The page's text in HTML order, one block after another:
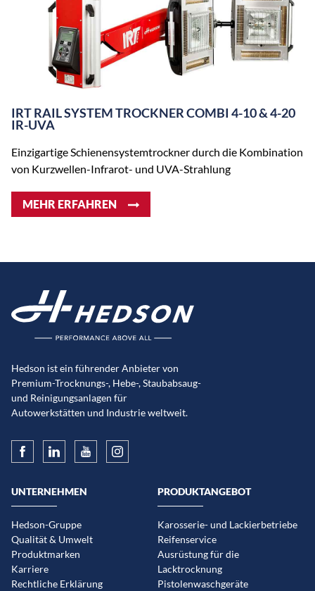
IRT RAIL SYSTEM TROCKNER COMBI 4-10 & 4-20
IR-UVA
Einzigartige Schienensystemtrockner durch die Kombination
von Kurzwellen-Infrarot- und UVA-Strahlung
MEHR ERFAHREN
Hedson ist ein führender Anbieter von
Premium-Trocknungs-, Hebe-, Staubabsaug-
und Reinigungsanlagen für
Autowerkstätten und Industrie weltweit.
UNTERNEHMEN
Hedson-Gruppe
Qualität & Umwelt
Produktmarken
Karriere
Rechtliche Erklärung
PRODUKTANGEBOT
Karosserie- und Lackierbetriebe
Reifenservice
Ausrüstung für die
Lacktrocknung
Pistolenwaschgeräte